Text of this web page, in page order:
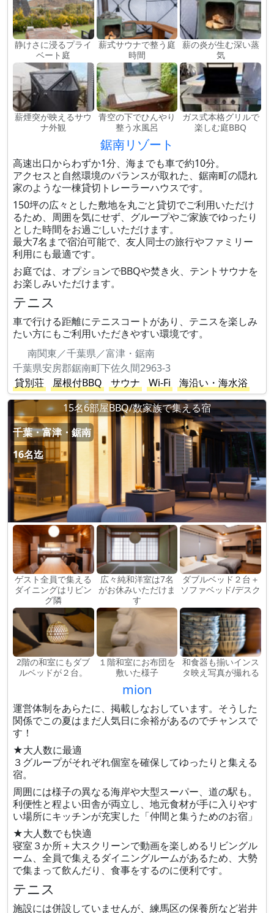
静けさに浸るプライ
ベート庭
薪式サウナで整う庭
時間
薪の炎が生む深い蒸
気
薪煙突が映えるサウ
ナ外観
青空の下でひんやり
整う水風呂
ガス式本格グリルで
楽しむ庭BBQ
鋸南リゾート
高速出口からわずか1分、海までも車で約10分。
アクセスと自然環境のバランスが取れた、鋸南町の隠れ
家のような一棟貸切トレーラーハウスです。
150坪の広々とした敷地を丸ごと貸切でご利用いただけ
るため、周囲を気にせず、グループやご家族でゆったり
とした時間をお過ごしいただけます。
最大7名まで宿泊可能で、友人同士の旅行やファミリー
利用にも最適です。
お庭では、オプションでBBQや焚き火、テントサウナを
お楽しみいただけます。
テニス
車で行ける距離にテニスコートがあり、テニスを楽しみ
たい方にもご利用いただきやすい環境です。
南関東／千葉県／富津・鋸南
千葉県安房郡鋸南町下佐久間2963-3
貸別荘
屋根付BBQ サウナ Wi-Fi
海沿い・海水浴
15名6部屋BBQ/数家族で集える宿
千葉・富津・鋸南
16名迄
ゲスト全員で集える
ダイニングはリビン
グ隣
広々純和洋室は7名
がお休みいただけま
す
ダブルベッド２台＋
ソファベッド/デスク
2階の和室にもダブ
ルベッドが２台。
１階和室にお布団を
敷いた様子
和食器も揃いインス
タ映え写真が撮れる
mion
運営体制をあらたに、掲載しなおしています。そうした
関係でこの夏はまだ人気日に余裕があるのでチャンスで
す！
★大人数に最適
３グループがそれぞれ個室を確保してゆったりと集える
宿。
周囲には様子の異なる海岸や大型スーパー、道の駅も。
利便性と程よい田舎が両立し、地元食材が手に入りやす
い場所にキッチンが充実した「仲間と集うためのお宿」
★大人数でも快適
寝室３か所＋大スクリーンで動画を楽しめるリビングル
ーム、全員で集えるダイニングルームがあるため、大勢
で集まって飲んだり、食事をするのに便利です。
テニス
施設には併設していませんが、練馬区の保養所など岩井